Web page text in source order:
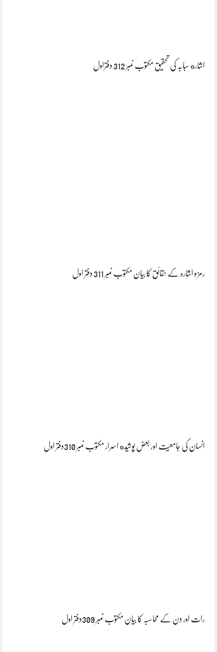
اشاره سبابہ کی تحقیق مکتوب نمبر 312 دفتراول
رمز و اشارہ کے حقائق کا بیان مکتوب نمبر 311 دفتر اول
انسان کی جامعیت اور بعض پوشیده اسرار مکتوب نمبر 310دفتر اول
رات اور دن کے محاسبہ کا بیان مکتوب نمبر 309دفتر اول